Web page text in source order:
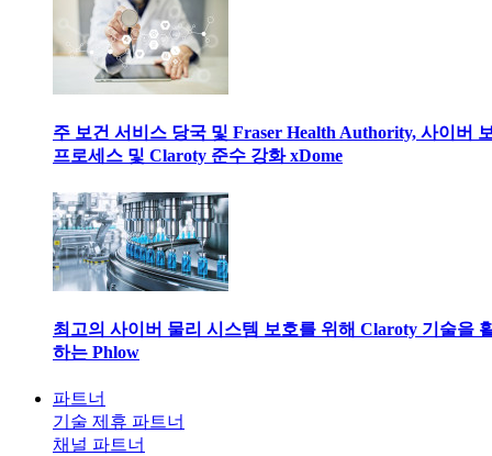
주 보건 서비스 당국 및 Fraser Health Authority, 사이버
프로세스 및 Claroty 준수 강화 xDome
최고의 사이버 물리 시스템 보호를 위해 Claroty 기술을
하는 Phlow
파트너
기술 제휴 파트너
채널 파트너